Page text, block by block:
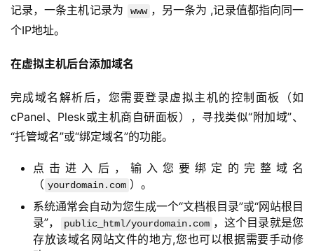
记录，一条主机记录为
www ，另一条为 ,记录值都指向同一
个IP地址。
在虚拟主机后台添加域名
完成域名解析后，您需要登录虚拟主机的控制面板（如
cPanel、Plesk或主机商自研面板），寻找类似“附加域”、
“托管域名”或“绑定域名”的功能。
点击进入后，输入您要绑定的完整域名
（ yourdomain.com ）。
系统通常会自动为您生成一个“文档根目录”或“网站根目
录”，
public_html/yourdomain.com ，这个目录就是您
存放该域名网站文件的地方,您也可以根据需要手动修